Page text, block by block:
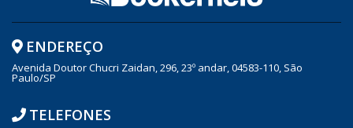
ENDEREÇO
Avenida Doutor Chucri Zaidan, 296, 23º andar, 04583-110, São
Paulo/SP
TELEFONES